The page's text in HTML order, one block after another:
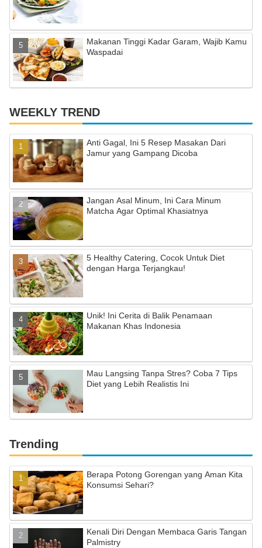
Makanan Tinggi Kadar Garam, Wajib Kamu
Waspadai
WEEKLY TREND
Anti Gagal, Ini 5 Resep Masakan Dari
Jamur yang Gampang Dicoba
Jangan Asal Minum, Ini Cara Minum
Matcha Agar Optimal Khasiatnya
5 Healthy Catering, Cocok Untuk Diet
dengan Harga Terjangkau!
Unik! Ini Cerita di Balik Penamaan
Makanan Khas Indonesia
Mau Langsing Tanpa Stres? Coba 7 Tips
Diet yang Lebih Realistis Ini
Trending
Berapa Potong Gorengan yang Aman Kita
Konsumsi Sehari?
Kenali Diri Dengan Membaca Garis Tangan
Palmistry